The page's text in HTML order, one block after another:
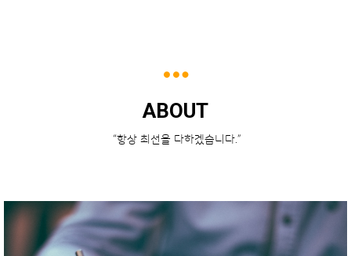
ABOUT
“항상 최선을 다하겠습니다.”